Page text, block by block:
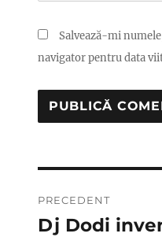
Salvează-mi
navigator pentru data
în
PRECEDENT
Articolul
Dj Dodi